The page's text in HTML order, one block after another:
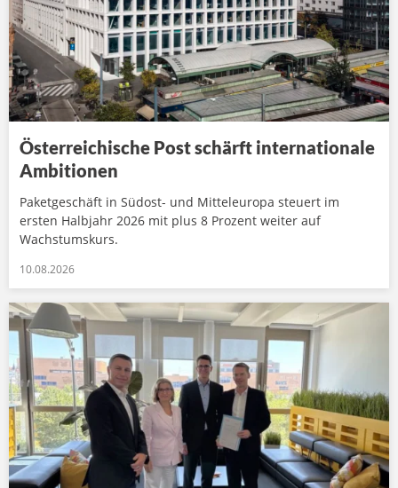
Österreichische Post schärft internationale
Ambitionen
Paketgeschäft in Südost- und Mitteleuropa steuert im
ersten Halbjahr 2026 mit plus 8 Prozent weiter auf
Wachstumskurs.
10.08.2026